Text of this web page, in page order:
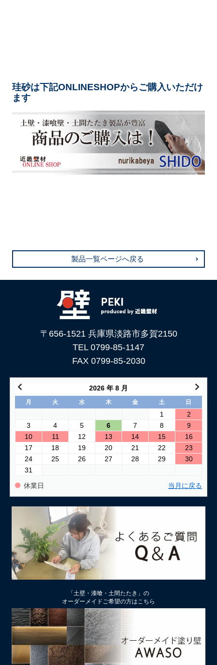
珪砂は下記ONLINESHOPからご購入いただけ
ます
製品一覧ページへ戻る
〒656-1521 兵庫県淡路市多賀2150
TEL 0799-85-1147
FAX 0799-85-2030
2026 年 8 月
月 火 水 木 金 土 日
1
2
3
4 5 6 7 8
9
10
11 12 13 14 15
16
17
18 19 20 21 22
23
24
25 26 27 28 29
30
31
休業日 当月に戻る
「土壁・漆喰・土間たたき」の
オーダーメイドご希望の方はこちら